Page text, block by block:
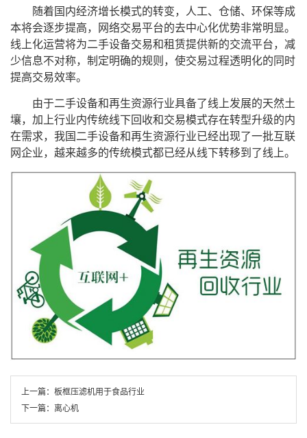
随着国内经济增长模式的转变，人工、仓储、环保等成
本将会逐步提高，网络交易平台的去中心化优势非常明显。
线上化运营将为二手设备交易和租赁提供新的交流平台，减
少信息不对称，制定明确的规则，使交易过程透明化的同时
提高交易效率。
由于二手设备和再生资源行业具备了线上发展的天然土
壤，加上行业内传统线下回收和交易模式存在转型升级的内
在需求，我国二手设备和再生资源行业已经出现了一批互联
网企业，越来越多的传统模式都已经从线下转移到了线上。
上一篇： 板框压滤机用于食品行业
下一篇： 离心机